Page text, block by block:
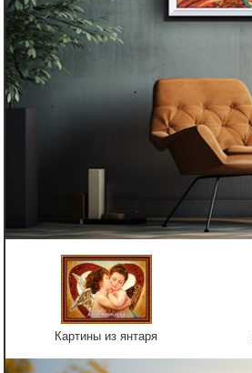
Картины из янтаря